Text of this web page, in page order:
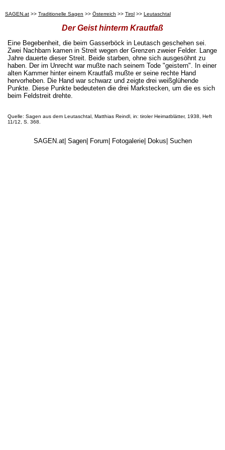
SAGEN.at >> Traditionelle Sagen >> Österreich >> Tirol >> Leutaschtal
Der Geist hinterm Krautfaß
Eine Begebenheit, die beim Gasserböck in Leutasch geschehen sei.
Zwei Nachbarn kamen in Streit wegen der Grenzen zweier Felder. Lange
Jahre dauerte dieser Streit. Beide starben, ohne sich ausgesöhnt zu
haben. Der im Unrecht war mußte nach seinem Tode "geistern". In einer
alten Kammer hinter einem Krautfaß mußte er seine rechte Hand
hervorheben. Die Hand war schwarz und zeigte drei weißglühende
Punkte. Diese Punkte bedeuteten die drei Markstecken, um die es sich
beim Feldstreit drehte.
Quelle: Sagen aus dem Leutaschtal, Matthias Reindl, in: tiroler Heimatblätter, 1938, Heft
11/12, S. 368.
SAGEN.at| Sagen| Forum| Fotogalerie| Dokus| Suchen